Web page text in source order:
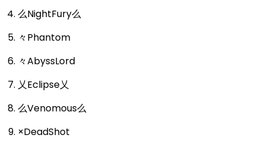
么NightFury么
々Phantom
々AbyssLord
乂Eclipse乂
么Venomous么
×DeadShot